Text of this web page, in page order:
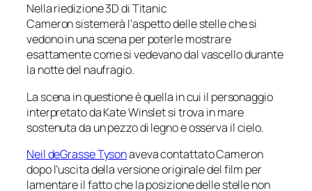
Nella riedizione 3D di Titanic
Cameron sistemerà l’aspetto delle stelle che si
vedono in una scena per poterle mostrare
esattamente come si vedevano dal vascello durante
la notte del naufragio.
La scena in questione è quella in cui il personaggio
interpretato da Kate Winslet si trova in mare
sostenuta da un pezzo di legno e osserva il cielo.
Neil deGrasse Tysonaveva contattato Cameron
dopo l’uscita della versione originale del film per
lamentare il fatto che la posizione delle stelle non